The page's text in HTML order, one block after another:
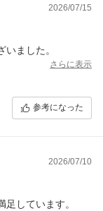
2026/07/15
ました。
さらに表示
参考になった
2026/07/10
しています。